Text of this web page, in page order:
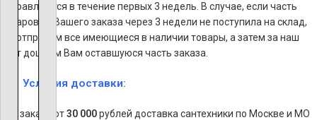
отправляются в течение первых 3 недель. В случае, если часть
товаров из Вашего заказа через 3 недели не поступила на склад,
мы отправим все имеющиеся в наличии товары, а затем за наш
счет дошлем Вам оставшуюся часть заказа.
Условия доставки:
При заказе от30 000рублей доставка сантехники по Москве и МО